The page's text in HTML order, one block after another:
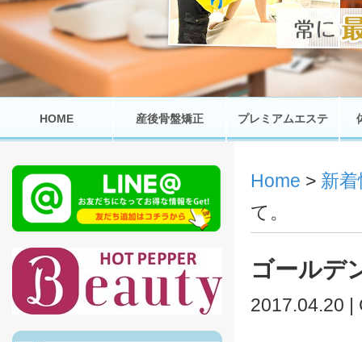
HOME 産後骨盤矯正 プレミアムエステ
Home > 新
て。
ゴールデ
2017.04.20 |